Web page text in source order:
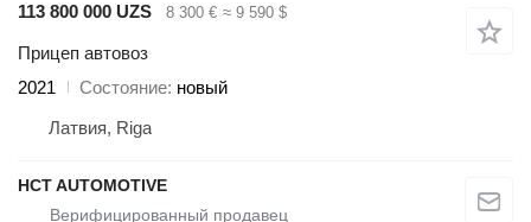
113 800 000 UZS
8 300 € ≈ 9 590 $
Прицеп автовоз
2021
Состояние новый
Латвия, Riga
HCT AUTOMOTIVE